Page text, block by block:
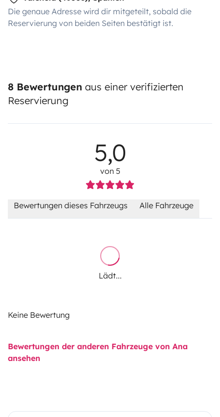
Die genaue Adresse wird dir mitgeteilt, sobald die
Reservierung von beiden Seiten bestätigt ist.
8 Bewertungen aus einer verifizierten
Reservierung
5,0
von 5
Bewertungen dieses Fahrzeugs Alle Fahrzeuge
Lädt...
Keine Bewertung
Bewertungen der anderen Fahrzeuge von Ana
ansehen